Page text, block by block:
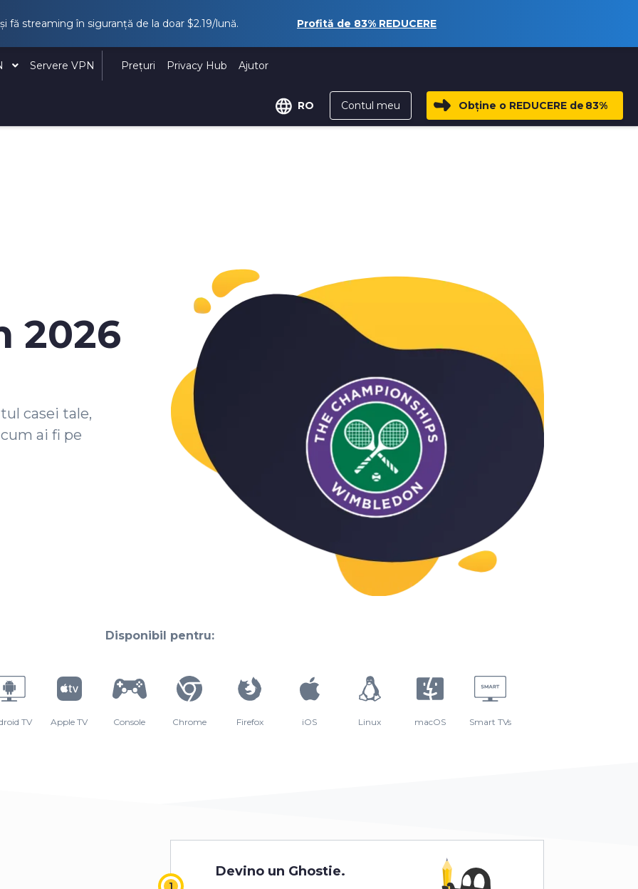
fă streaming în siguranță de la doar $2.19/lună. Profită de 83% REDUCERE
Servere VPN Prețuri Privacy Hub Ajutor
RO Contul meu Obține o REDUCERE de 83%
2026
casei tale,
ai fi pe
Disponibil pentru:
TV Apple TV Console Chrome Firefox iOS Linux macOS Smart TVs
Devino un Ghostie.